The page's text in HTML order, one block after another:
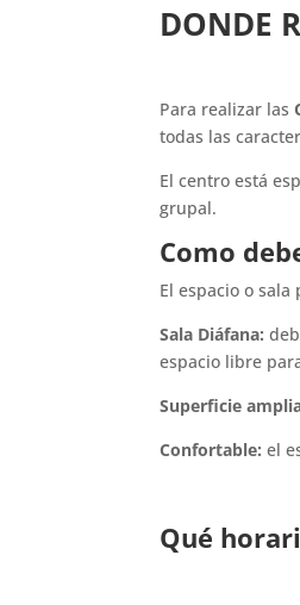
DONDE
Para realizar las
todas las
El centro está
grupal.
Como
El espacio o
Sala Diáfana:
espacio libre
Superficie
Confortable: el
Qué